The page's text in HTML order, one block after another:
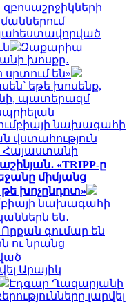
Զաքարիա
խոսքը․
սրտում են»
եթե խոսենք,
պատերազմ
նախագահի
վստահություն
Հայաստանի
«TRIPP-ը
միմյանց
խոչընդոտ»
նախագահի
են․
գումար են
ու նրանց
Արայիկ
Էդգար Ղազարյանի
լարվել